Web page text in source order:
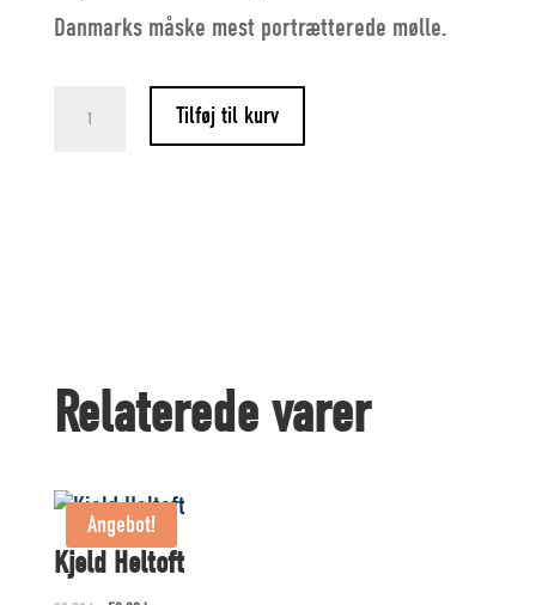
Danmarks måske mest portrætterede mølle.
Svanemøllen
Tilføj til kurv
Relaterede varer
Angebot!
Kjeld Heltoft